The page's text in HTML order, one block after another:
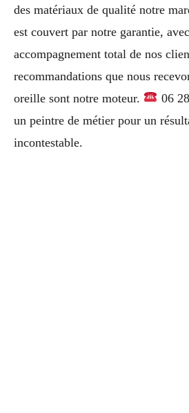
des matériaux de qualité notre
est couvert par notre garantie,
accompagnement total de nos
recommandations que nous
oreille sont notre moteur.
06
un peintre de métier pour un
incontestable.